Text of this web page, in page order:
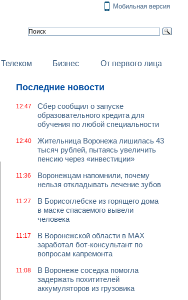
Мобильная версия
Телеком Бизнес От первого лица
Последние новости
12:47
Сбер сообщил о запуске
образовательного кредита для
обучения по любой специальности
12:40
Жительница Воронежа лишилась 43
тысяч рублей, пытаясь увеличить
пенсию через «инвестиции»
11:36
Воронежцам напомнили, почему
нельзя откладывать лечение зубов
11:27
В Борисоглебске из горящего дома
в маске спасаемого вывели
человека
11:17
В Воронежской области в МАХ
заработал бот-консультант по
вопросам капремонта
11:08
В Воронеже соседка помогла
задержать похитителей
аккумуляторов из грузовика